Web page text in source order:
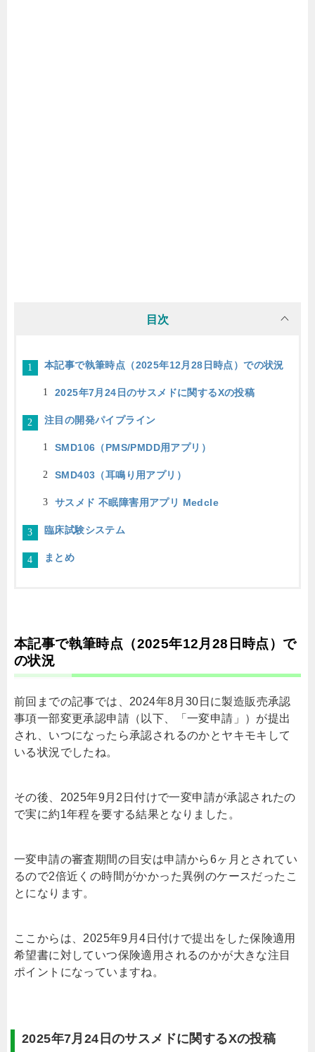
目次
本記事で執筆時点（2025年12月28日時点）での状況
2025年7月24日のサスメドに関するXの投稿
注目の開発パイプライン
SMD106（PMS/PMDD用アプリ）
SMD403（耳鳴り用アプリ）
サスメド 不眠障害用アプリ Medcle
臨床試験システム
まとめ
本記事で執筆時点（2025年12月28日時点）で
の状況
前回までの記事では、2024年8月30日に製造販売承認
事項一部変更承認申請（以下、「一変申請」）が提出
され、いつになったら承認されるのかとヤキモキして
いる状況でしたね。
その後、2025年9月2日付けで一変申請が承認されたの
で実に約1年程を要する結果となりました。
一変申請の審査期間の目安は申請から6ヶ月とされてい
るので2倍近くの時間がかかった異例のケースだったこ
とになります。
ここからは、2025年9月4日付けで提出をした保険適用
希望書に対していつ保険適用されるのかが大きな注目
ポイントになっていますね。
2025年7月24日のサスメドに関するXの投稿